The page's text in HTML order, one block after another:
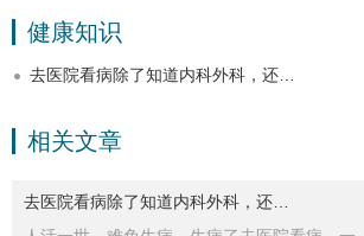
健康知识
去医院看病除了知道内科外科，还…
相关文章
去医院看病除了知道内科外科，还…